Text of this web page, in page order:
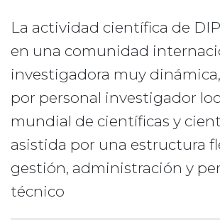
La actividad científica de
en una comunidad
investigadora muy
por personal investigador
mundial de científicas y
asistida por una estructura
gestión, administración y
técnico